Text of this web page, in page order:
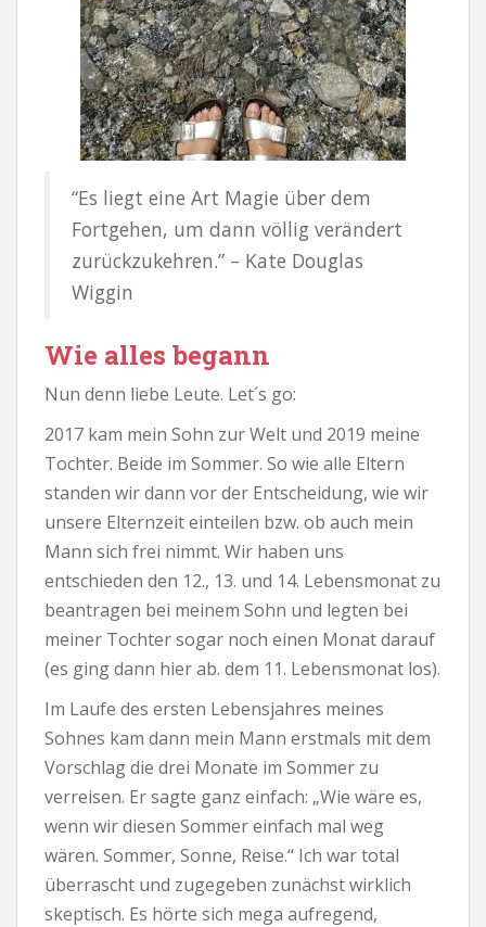
“Es liegt eine Art Magie über dem
Fortgehen, um dann völlig verändert
zurückzukehren.” – Kate Douglas
Wiggin
Wie alles begann
Nun denn liebe Leute. Let´s go:
2017 kam mein Sohn zur Welt und 2019 meine
Tochter. Beide im Sommer. So wie alle Eltern
standen wir dann vor der Entscheidung, wie wir
unsere Elternzeit einteilen bzw. ob auch mein
Mann sich frei nimmt. Wir haben uns
entschieden den 12., 13. und 14. Lebensmonat zu
beantragen bei meinem Sohn und legten bei
meiner Tochter sogar noch einen Monat darauf
(es ging dann hier ab. dem 11. Lebensmonat los).
Im Laufe des ersten Lebensjahres meines
Sohnes kam dann mein Mann erstmals mit dem
Vorschlag die drei Monate im Sommer zu
verreisen. Er sagte ganz einfach: „Wie wäre es,
wenn wir diesen Sommer einfach mal weg
wären. Sommer, Sonne, Reise.“ Ich war total
überrascht und zugegeben zunächst wirklich
skeptisch. Es hörte sich mega aufregend,